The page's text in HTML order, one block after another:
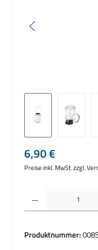
Regulärer Preis:
6,90 €
Preise inkl. MwSt. zzgl.
Produkt Anzahl: Gib den
Produktnummer: